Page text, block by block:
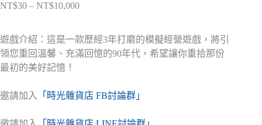
NT$30 – NT$10,000價
範
圍：
NT$30
遊戲介紹：這是一款歷經3年打磨的模擬經營遊戲，將引
領您重回溫馨、充滿回憶的90年代，希望讓你重拾那份
最初的美好記憶！
邀請加入 「時光雜貨店 FB討論群」